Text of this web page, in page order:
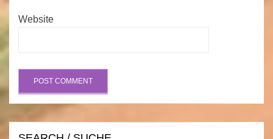
Website